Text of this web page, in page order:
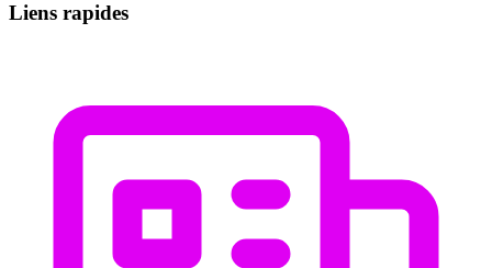
Liens rapides